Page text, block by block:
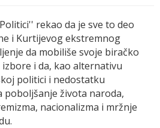
rekao da je sve to deo
i Kurtijevog ekstremnog
da mobiliše svoje biračko
i da, kao alternativu
politici i nedostatku
života naroda,
nacionalizma i mržnje